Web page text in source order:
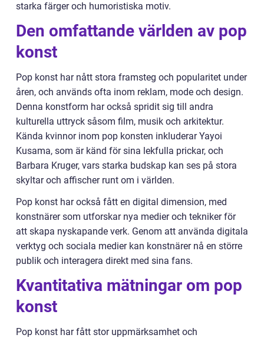
starka färger och humoristiska motiv.
Den omfattande världen av pop
konst
Pop konst har nått stora framsteg och popularitet under
åren, och används ofta inom reklam, mode och design.
Denna konstform har också spridit sig till andra
kulturella uttryck såsom film, musik och arkitektur.
Kända kvinnor inom pop konsten inkluderar Yayoi
Kusama, som är känd för sina lekfulla prickar, och
Barbara Kruger, vars starka budskap kan ses på stora
skyltar och affischer runt om i världen.
Pop konst har också fått en digital dimension, med
konstnärer som utforskar nya medier och tekniker för
att skapa nyskapande verk. Genom att använda digitala
verktyg och sociala medier kan konstnärer nå en större
publik och interagera direkt med sina fans.
Kvantitativa mätningar om pop
konst
Pop konst har fått stor uppmärksamhet och